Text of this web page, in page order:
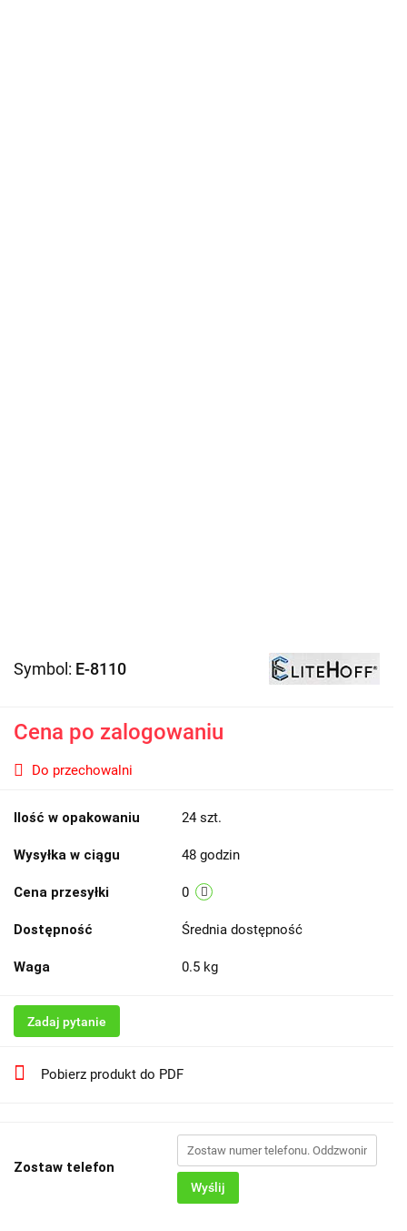
Symbol: E-8110
Cena po zalogowaniu
Do przechowalni
Ilość w opakowaniu 24 szt.
Wysyłka w ciągu 48 godzin
Cena przesyłki 0
Dostępność Średnia dostępność
Waga 0.5 kg
Zadaj pytanie
Pobierz produkt do PDF
Zostaw telefon
Wyślij